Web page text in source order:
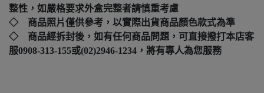
整性，如嚴格要求外盒完整者請慎重考慮
◇ 商品照片僅供參考，以實際出貨商品顏色款式為準
◇ 商品經拆封後，如有任何商品問題，可直接撥打本店客
服0908-313-155或(02)2946-1234，將有專人為您服務